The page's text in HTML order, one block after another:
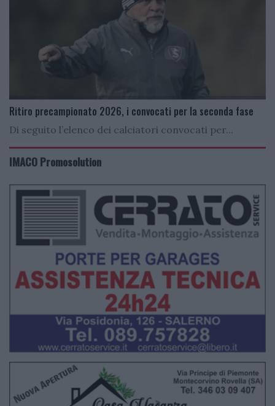
Ritiro precampionato 2026, i convocati per la seconda fase
Di seguito l’elenco dei calciatori convocati per...
IMACO Promosolution